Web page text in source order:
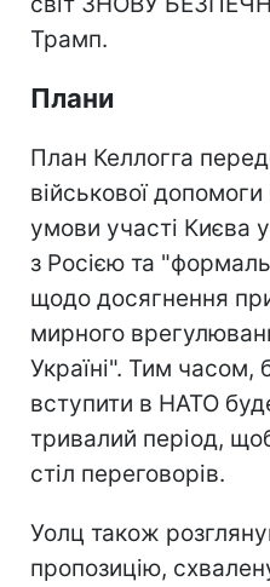
Трамп.
Плани
План Келлогга
військової
умови участі Києва
з Росією та
щодо досягнення
мирного
Україні". Тим часом,
вступити в НАТО
тривалий період,
стіл переговорів.
Уолц також
пропозицію,